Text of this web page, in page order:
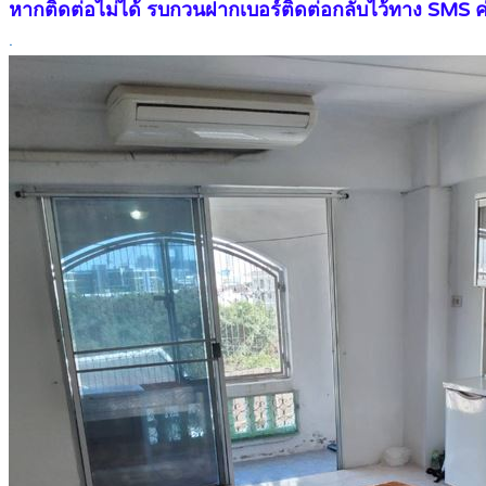
หากติดต่อไม่ได้ รบกวนฝากเบอร์ติดต่อกลับไว้ทาง SMS
.